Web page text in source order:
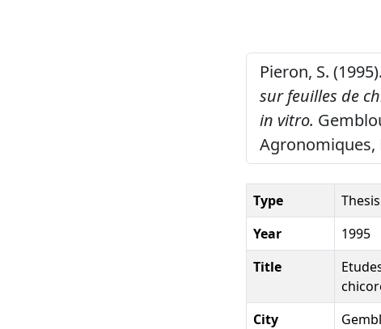
Pieron, S. (1995).
sur feuilles de
in vitro.
Agronomiques,
Type
Thesis
Year
1995
Title
City